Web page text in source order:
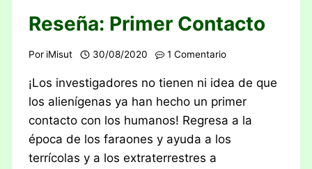
Reseña: Primer Contacto
Por iMisut 30/08/2020 1 Comentario
¡Los investigadores no tienen ni idea de que
los alienígenas ya han hecho un primer
contacto con los humanos! Regresa a la
época de los faraones y ayuda a los
terrícolas y a los extraterrestres a